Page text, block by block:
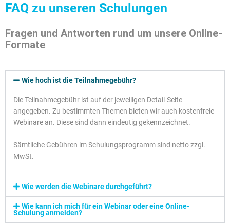
FAQ zu unseren Schulungen
Fragen und Antworten rund um unsere Online-
Formate
Wie hoch ist die Teilnahmegebühr?
Die Teilnahmegebühr ist auf der jeweiligen Detail-Seite
angegeben. Zu bestimmten Themen bieten wir auch kostenfreie
Webinare an. Diese sind dann eindeutig gekennzeichnet.
Sämtliche Gebühren im Schulungsprogramm sind netto zzgl.
MwSt.
Wie werden die Webinare durchgeführt?
Wie kann ich mich für ein Webinar oder eine Online-
Schulung anmelden?